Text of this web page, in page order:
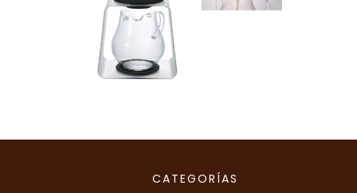
CATEGORÍAS